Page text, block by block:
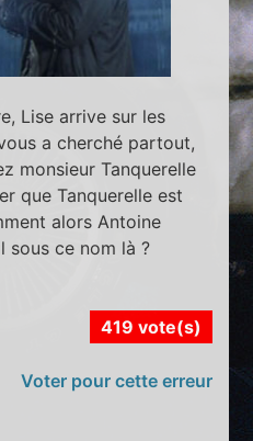
Lise arrive sur les
a cherché partout,
monsieur Tanquerelle
que Tanquerelle est
alors Antoine
sous ce nom là ?
419 vote(s)
Voter pour cette erreur